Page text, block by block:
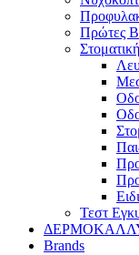
Πρώτες
Τεστ
Brands